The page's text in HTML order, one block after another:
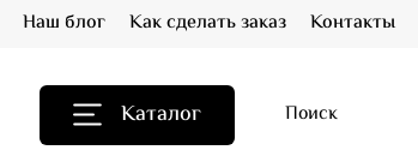
Наш блог Как сделать заказ Контакты
Каталог